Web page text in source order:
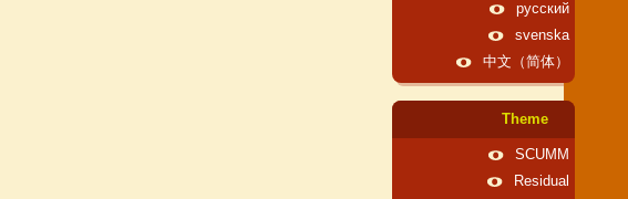
русский
svenska
中文（简体）
Theme
SCUMM
Residual